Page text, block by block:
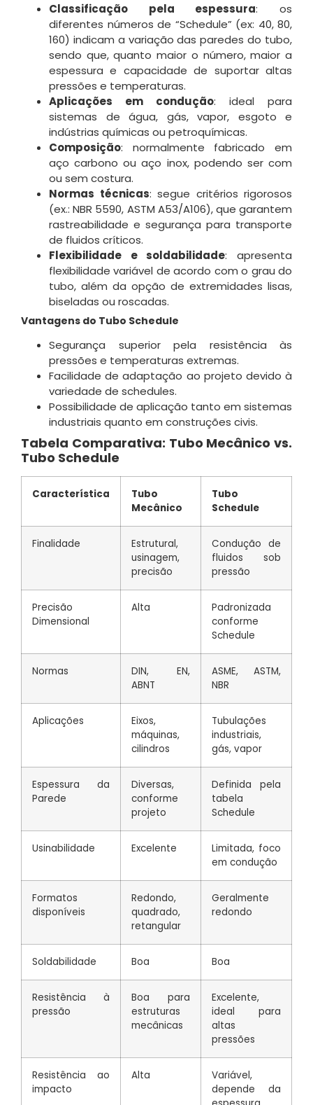
Classificação pela espessura: os
diferentes números de “Schedule” (ex: 40, 80,
160) indicam a variação das paredes do tubo,
sendo que, quanto maior o número, maior a
espessura e capacidade de suportar altas
pressões e temperaturas.
Aplicações em condução: ideal para
sistemas de água, gás, vapor, esgoto e
indústrias químicas ou petroquímicas.
Composição: normalmente fabricado em
aço carbono ou aço inox, podendo ser com
ou sem costura.
Normas técnicas: segue critérios rigorosos
(ex.: NBR 5590, ASTM A53/A106), que garantem
rastreabilidade e segurança para transporte
de fluidos críticos.
Flexibilidade e soldabilidade: apresenta
flexibilidade variável de acordo com o grau do
tubo, além da opção de extremidades lisas,
biseladas ou roscadas.
Vantagens do Tubo Schedule
Segurança superior pela resistência às
pressões e temperaturas extremas.
Facilidade de adaptação ao projeto devido à
variedade de schedules.
Possibilidade de aplicação tanto em sistemas
industriais quanto em construções civis.
Tabela Comparativa: Tubo Mecânico vs.
Tubo Schedule
Característica
Tubo
Mecânico
Tubo
Schedule
Finalidade
Estrutural,
usinagem,
precisão
Condução de
fluidos sob
pressão
Precisão
Dimensional
Alta
Padronizada
conforme
Schedule
Normas
DIN, EN,
ABNT
ASME, ASTM,
NBR
Aplicações
Eixos,
máquinas,
cilindros
Tubulações
industriais,
gás, vapor
Espessura da
Parede
Diversas,
conforme
projeto
Definida pela
tabela
Schedule
Usinabilidade Excelente
Limitada, foco
em condução
Formatos
disponíveis
Redondo,
quadrado,
retangular
Geralmente
redondo
Soldabilidade Boa Boa
Resistência à
pressão
Boa para
estruturas
mecânicas
Excelente,
ideal para
altas
pressões
Resistência ao
impacto
Alta
Variável,
depende da